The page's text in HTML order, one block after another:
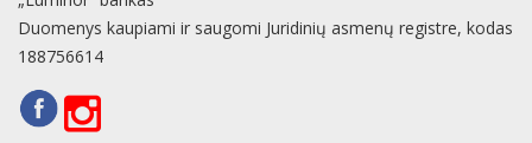
Duomenys kaupiami ir saugomi Juridinių asmenų registre, kodas
188756614